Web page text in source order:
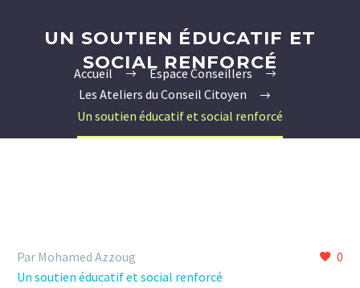
UN SOUTIEN ÉDUCATIF ET
SOCIAL RENFORCÉ
Accueil
Espace Conseillers
Les Ateliers du Conseil Citoyen
Un soutien éducatif et social renforcé
0
Par Mohamed Azzoug
Un soutien éducatif et social renforcé